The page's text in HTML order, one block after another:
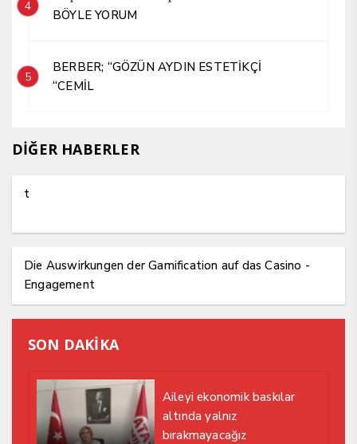
4
BÖYLE YORUM
5
BERBER; “GÖZÜN AYDIN ESTETİKÇİ
“CEMİL
DİĞER HABERLER
t
Die Auswirkungen der Gamification auf das Casino -
Engagement
SON DAKİKA
Aileyi ekonomik baskılar
altında yalnız
bırakmayacağız